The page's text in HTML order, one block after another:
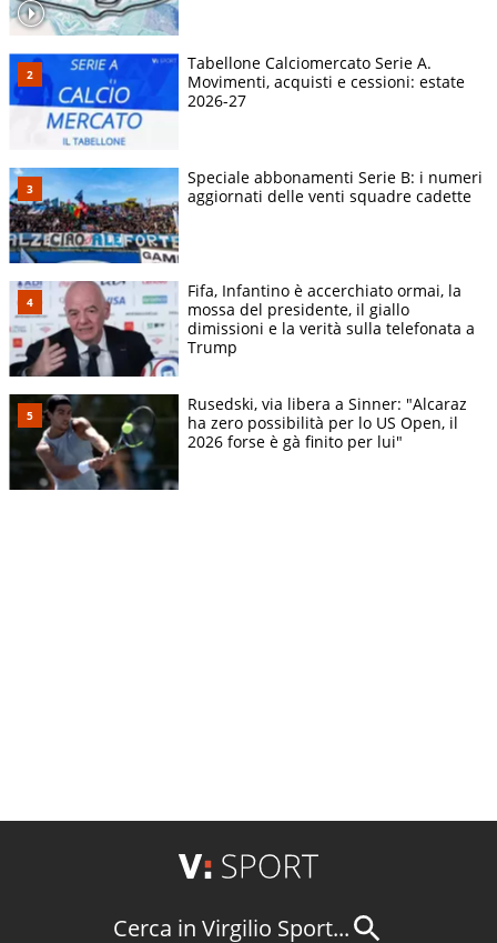
Tabellone Calciomercato Serie A.
Movimenti, acquisti e cessioni: estate
2026-27
Speciale abbonamenti Serie B: i numeri
aggiornati delle venti squadre cadette
Fifa, Infantino è accerchiato ormai, la
mossa del presidente, il giallo
dimissioni e la verità sulla telefonata a
Trump
Rusedski, via libera a Sinner: "Alcaraz
ha zero possibilità per lo US Open, il
2026 forse è gà finito per lui"
Cerca in Virgilio Sport...